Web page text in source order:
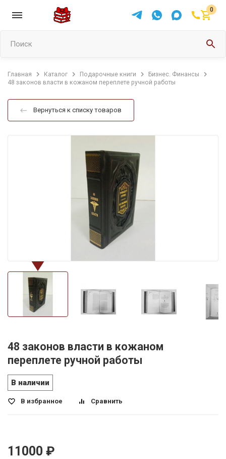
0
Поиск
Главная Каталог Подарочные книги
Бизнес. Финансы
48 законов власти в кожаном переплете ручной работы
Вернуться к списку товаров
48 законов власти в кожаном
переплете ручной работы
В наличии
В избранное Сравнить
11000 ₽